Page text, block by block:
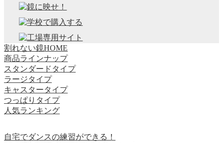
割れない鏡HOME
商品ラインナップ
スタンダードタイプ
ラージタイプ
キャスタータイプ
つっぱりタイプ
人気ランキング
自宅でダンスの練習ができる！